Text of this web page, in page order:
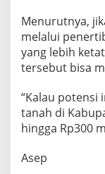
Menurutnya,
melalui
yang lebih
tersebut bisa
“Kalau potensi
tanah di
hingga Rp300
Asep